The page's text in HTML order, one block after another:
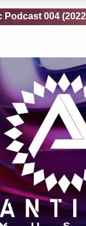
Podcast 004